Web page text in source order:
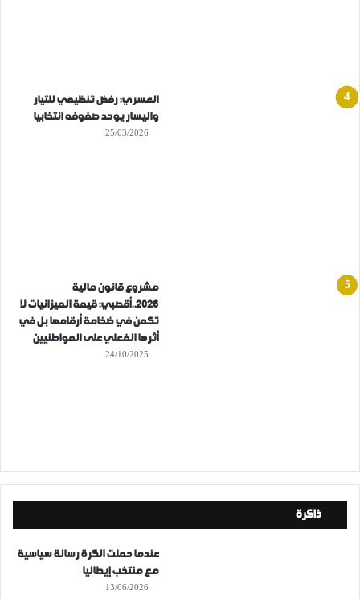
العسري: رفض تنظيمي للتيار
واليسار يوحد صفوفه انتخابيا
25/03/2026
مشروع قانون مالية
2026..أقصبي: قيمة الميزانيات لا
تكمن في ضخامة أرقامها بل في
أثرها الفعلي على المواطنيين
24/10/2025
ذاكرة
عندما حملت الكرة رسالة سياسية
مع منتخب إيطاليا
13/06/2026